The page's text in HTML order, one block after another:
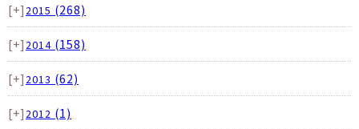
[+] 2015 (268)
[+] 2014 (158)
[+] 2013 (62)
[+] 2012 (1)